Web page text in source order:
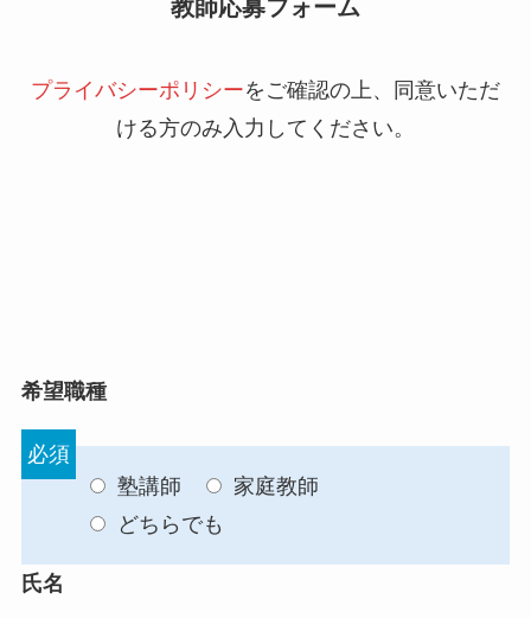
教師応募フォーム
プライバシーポリシーをご確認の上、同意いただ
ける方のみ入力してください。
希望職種
必須
塾講師
家庭教師
どちらでも
氏名